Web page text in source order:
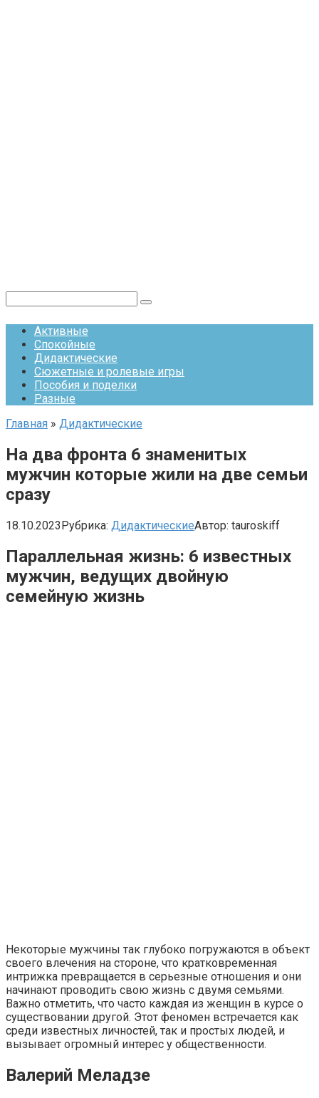
Активные
Спокойные
Дидактические
Сюжетные и ролевые игры
Пособия и поделки
Разные
Главная » Дидактические
На два фронта 6 знаменитых
мужчин которые жили на две семьи
сразу
18.10.2023Рубрика: ДидактическиеАвтор: tauroskiff
Параллельная жизнь: 6 известных
мужчин, ведущих двойную
семейную жизнь
Некоторые мужчины так глубоко погружаются в объект
своего влечения на стороне, что кратковременная
интрижка превращается в серьезные отношения и они
начинают проводить свою жизнь с двумя семьями.
Важно отметить, что часто каждая из женщин в курсе о
существовании другой. Этот феномен встречается как
среди известных личностей, так и простых людей, и
вызывает огромный интерес у общественности.
Валерий Меладзе